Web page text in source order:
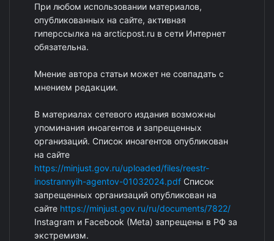
При любом использовании материалов,
опубликованных на сайте, активная
гиперссылка на arcticpost.ru в сети Интернет
обязательна.
Мнение автора статьи может не совпадать с
мнением редакции.
В материалах сетевого издания возможны
упоминания иноагентов и запрещенных
организаций. Список иноагентов опубликован
на сайте
https://minjust.gov.ru/uploaded/files/reestr-
inostrannyih-agentov-01032024.pdf Список
запрещенных организаций опубликован на
сайте https://minjust.gov.ru/ru/documents/7822/
Instagram и Facebook (Metа) запрещены в РФ за
экстремизм.